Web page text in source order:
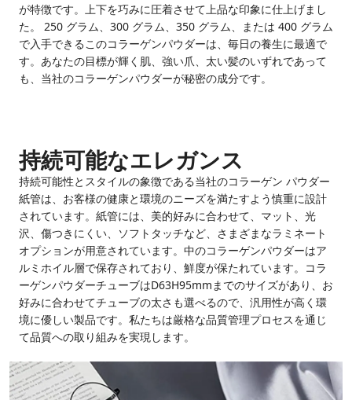
が特徴です。上下を巧みに圧着させて上品な印象に仕上げまし
た。 250 グラム、300 グラム、350 グラム、または 400 グラム
で入手できるこのコラーゲンパウダーは、毎日の養生に最適で
す。あなたの目標が輝く肌、強い爪、太い髪のいずれであって
も、当社のコラーゲンパウダーが秘密の成分です。
持続可能なエレガンス
持続可能性とスタイルの象徴である当社のコラーゲン パウダー
紙管は、お客様の健康と環境のニーズを満たすよう慎重に設計
されています。紙管には、美的好みに合わせて、マット、光
沢、傷つきにくい、ソフトタッチなど、さまざまなラミネート
オプションが用意されています。中のコラーゲンパウダーはア
ルミホイル層で保存されており、鮮度が保たれています。コラ
ーゲンパウダーチューブはD63H95mmまでのサイズがあり、お
好みに合わせてチューブの太さも選べるので、汎用性が高く環
境に優しい製品です。私たちは厳格な品質管理プロセスを通じ
て品質への取り組みを実現します。